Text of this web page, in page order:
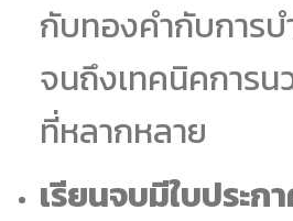
กับทองคำกับการบ
จนถึงเทคนิคการ
ที่หลากหลาย
เรียนจบมีใบประก